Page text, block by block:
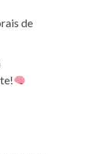
de